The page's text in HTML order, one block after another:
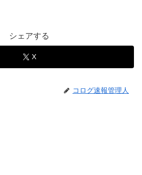
シェアする
X
コログ速報管理人